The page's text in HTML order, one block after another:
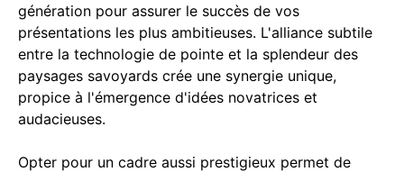
génération pour assurer le succès de vos
présentations les plus ambitieuses. L'alliance subtile
entre la technologie de pointe et la splendeur des
paysages savoyards crée une synergie unique,
propice à l'émergence d'idées novatrices et
audacieuses.
Opter pour un cadre aussi prestigieux permet de